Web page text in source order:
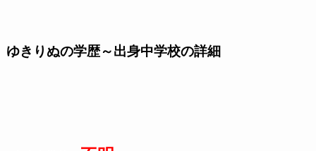
ゆきりぬの学歴～出身中学校の詳細